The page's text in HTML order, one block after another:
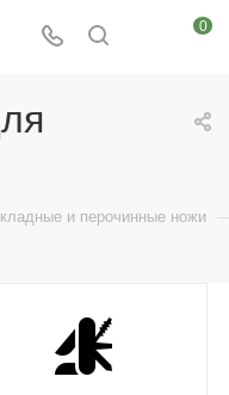
0
и перочинные ножи